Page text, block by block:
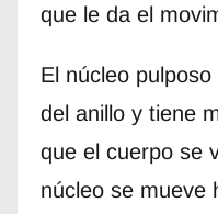
que le da el
El núcleo
del anillo y tiene
que el cuerpo se
núcleo se mueve